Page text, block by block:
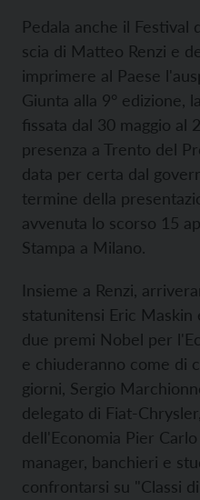
Pedala anche il Festival
scia di Matteo Renzi e
imprimere al Paese
Giunta alla 9° edizione,
fissata dal 30 maggio al
presenza a Trento del
data per certa dal
termine della
avvenuta lo scorso 15
Stampa a Milano.
Insieme a Renzi,
statunitensi Eric Maskin
due premi Nobel per
e chiuderanno come di
giorni, Sergio
delegato di Fiat-
dell'Economia Pier
manager, banchieri e
confrontarsi su "Classi